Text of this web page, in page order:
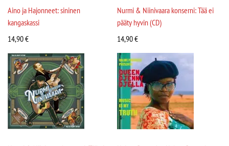
Aino ja Hajonneet: sininen
kangaskassi
14,90€
Nurmi & Niinivaara konserni: Tää ei
pääty hyvin (CD)
14,90€